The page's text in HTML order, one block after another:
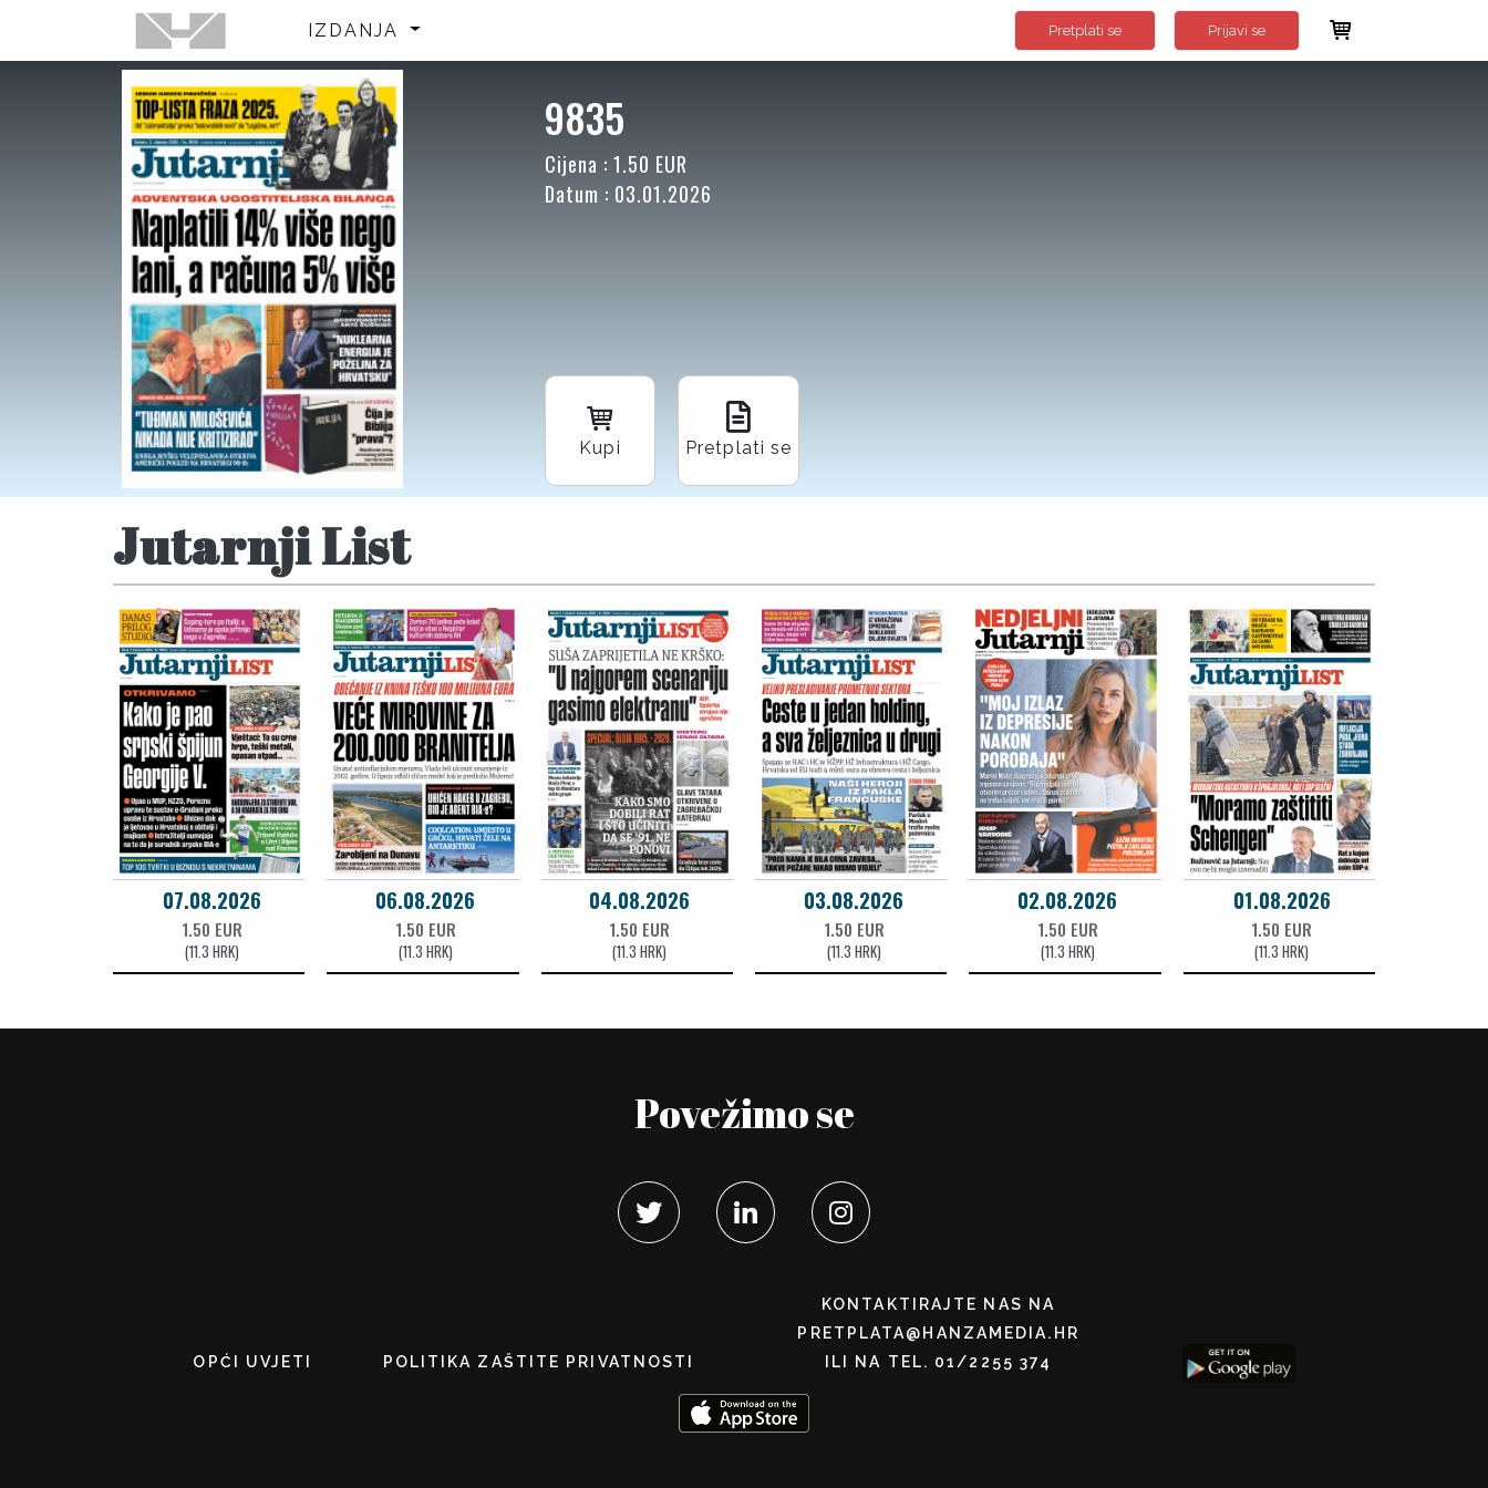
IZDANJA Pretplati se Prijavi se
9835
Cijena : 1.50 EUR
Datum : 03.01.2026
Kupi Pretplati se
Jutarnji List
07.08.2026
1.50 EUR
(11.3 HRK)
06.08.2026
1.50 EUR
(11.3 HRK)
04.08.2026
1.50 EUR
(11.3 HRK)
03.08.2026
1.50 EUR
(11.3 HRK)
02.08.2026
1.50 EUR
(11.3 HRK)
01.08.2026
1.50 EUR
(11.3 HRK)
Povežimo se
OPĆI UVJETI POLITIKA ZAŠTITE PRIVATNOSTI
KONTAKTIRAJTE NAS NA
PRETPLATA@HANZAMEDIA.HR
ILI NA TEL. 01/2255 374